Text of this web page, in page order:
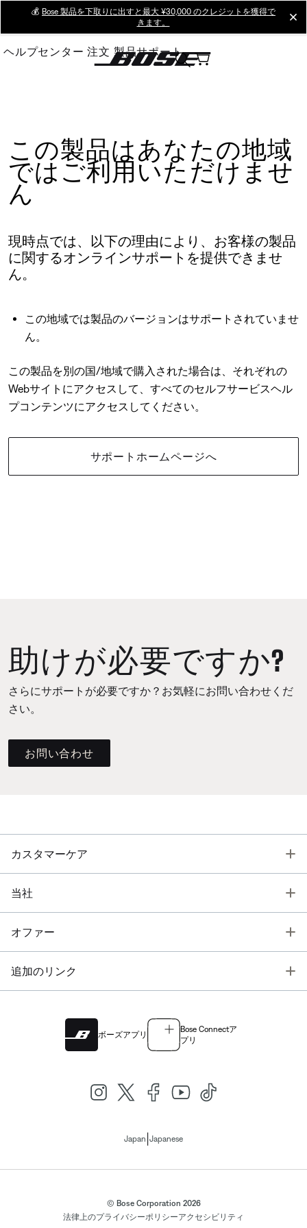
Main
💰 Bose 製品を下取りに出すと最大 ¥30,000 のクレジットを獲得で
きます。
ヘルプセンター 注文 製品サポート
この製品はあなたの地域
ではご利用いただけませ
ん
現時点では、以下の理由により、お客様の製品
に関するオンラインサポートを提供できませ
ん。
この地域では製品のバージョンはサポートされていませ
ん。
この製品を別の国/地域で購入された場合は、それぞれの
Webサイトにアクセスして、すべてのセルフサービスヘル
プコンテンツにアクセスしてください。
サポートホームページへ
助けが必要ですか?
さらにサポートが必要ですか？お気軽にお問い合わせくだ
さい。
お問い合わせ
カスタマーケア
当社
オファー
追加のリンク
ボーズアプリ
Bose Connectア
プリ
Japan Japanese
© Bose Corporation 2026
法律上のプライバシーポリシーアクセシビリティ